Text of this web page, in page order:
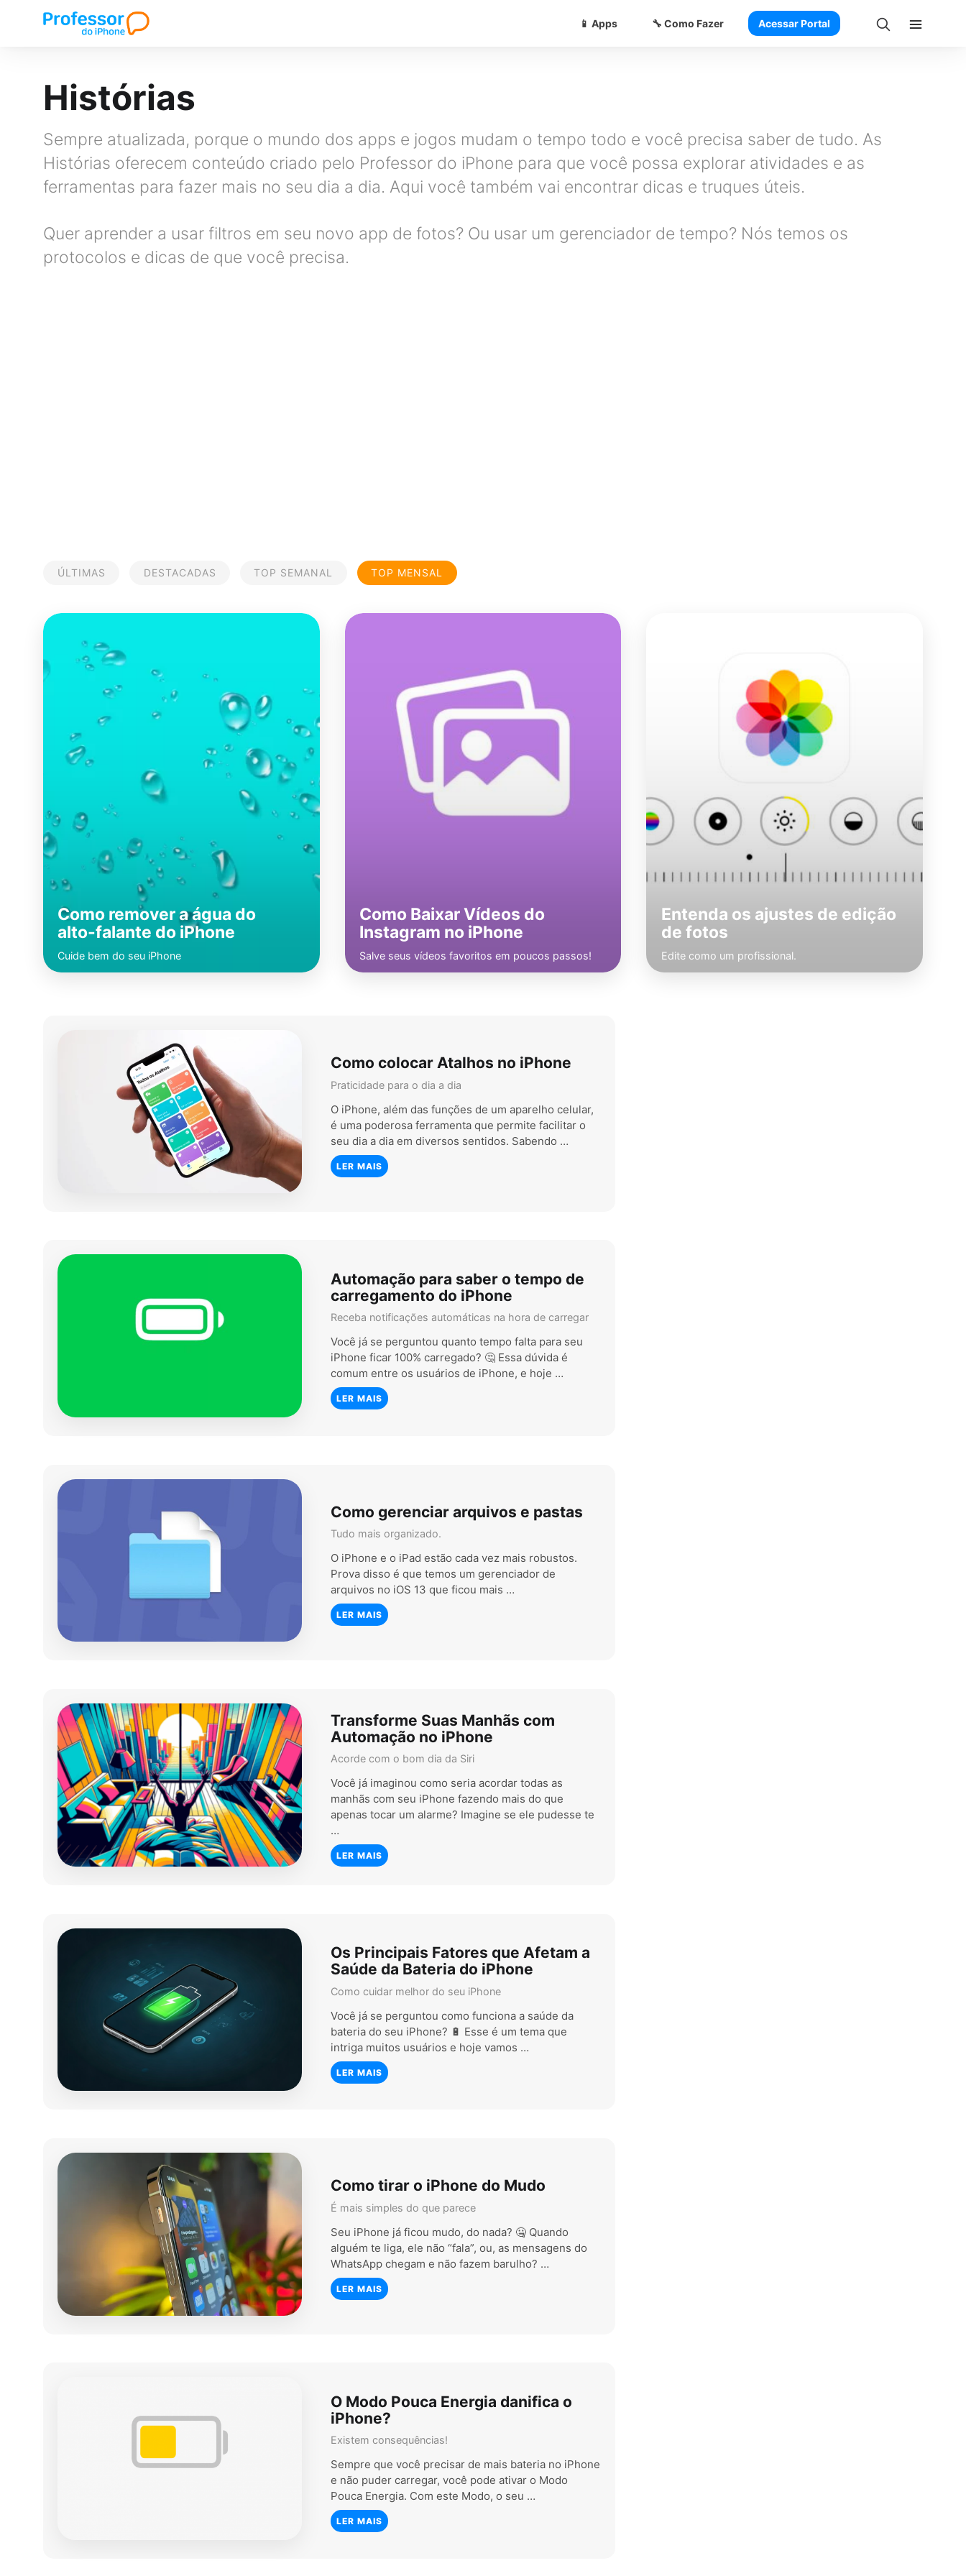
📱 Apps 🔧 Como Fazer Acessar Portal
Histórias
Sempre atualizada, porque o mundo dos apps e jogos mudam o tempo todo e você precisa saber de tudo. As
Histórias oferecem conteúdo criado pelo Professor do iPhone para que você possa explorar atividades e as
ferramentas para fazer mais no seu dia a dia. Aqui você também vai encontrar dicas e truques úteis.
Quer aprender a usar filtros em seu novo app de fotos? Ou usar um gerenciador de tempo? Nós temos os
protocolos e dicas de que você precisa.
ÚLTIMAS DESTACADAS TOP SEMANAL TOP MENSAL
Como remover a água do
alto-falante do iPhone
Cuide bem do seu iPhone
Como Baixar Vídeos do
Instagram no iPhone
Salve seus vídeos favoritos em poucos passos!
Entenda os ajustes de edição
de fotos
Edite como um profissional.
Como colocar Atalhos no iPhone
Praticidade para o dia a dia
O iPhone, além das funções de um aparelho celular,
é uma poderosa ferramenta que permite facilitar o
seu dia a dia em diversos sentidos. Sabendo …
LER MAIS
Automação para saber o tempo de
carregamento do iPhone
Receba notificações automáticas na hora de carregar
Você já se perguntou quanto tempo falta para seu
iPhone ficar 100% carregado? 🤔 Essa dúvida é
comum entre os usuários de iPhone, e hoje …
LER MAIS
Como gerenciar arquivos e pastas
Tudo mais organizado.
O iPhone e o iPad estão cada vez mais robustos.
Prova disso é que temos um gerenciador de
arquivos no iOS 13 que ficou mais …
LER MAIS
Transforme Suas Manhãs com
Automação no iPhone
Acorde com o bom dia da Siri
Você já imaginou como seria acordar todas as
manhãs com seu iPhone fazendo mais do que
apenas tocar um alarme? Imagine se ele pudesse te
…
LER MAIS
Os Principais Fatores que Afetam a
Saúde da Bateria do iPhone
Como cuidar melhor do seu iPhone
Você já se perguntou como funciona a saúde da
bateria do seu iPhone? 🔋 Esse é um tema que
intriga muitos usuários e hoje vamos …
LER MAIS
Como tirar o iPhone do Mudo
É mais simples do que parece
Seu iPhone já ficou mudo, do nada? 🤐 Quando
alguém te liga, ele não “fala”, ou, as mensagens do
WhatsApp chegam e não fazem barulho? …
LER MAIS
O Modo Pouca Energia danifica o
iPhone?
Existem consequências!
Sempre que você precisar de mais bateria no iPhone
e não puder carregar, você pode ativar o Modo
Pouca Energia. Com este Modo, o seu …
LER MAIS